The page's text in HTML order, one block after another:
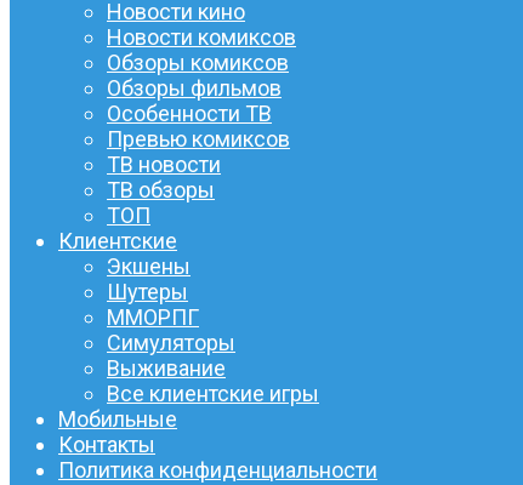
Новости кино
Новости комиксов
Обзоры комиксов
Обзоры фильмов
Особенности ТВ
Превью комиксов
ТВ новости
ТВ обзоры
ТОП
Клиентские
Экшены
Шутеры
ММОРПГ
Симуляторы
Выживание
Все клиентские игры
Мобильные
Контакты
Политика конфиденциальности